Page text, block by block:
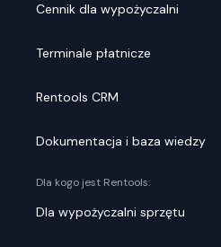
Cennik dla wypożyczalni
Terminale płatnicze
Rentools CRM
Dokumentacja i baza wiedzy
Dla kogo jest Rentools:
Dla wypożyczalni sprzętu